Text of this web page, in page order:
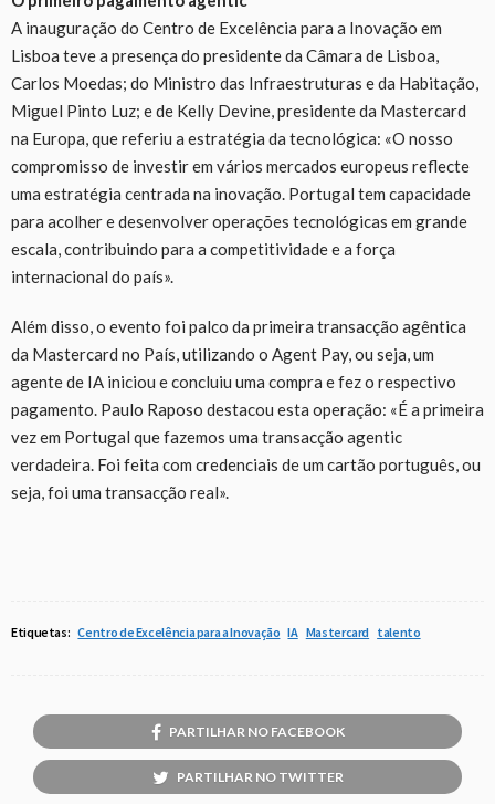
A inauguração do Centro de Excelência para a Inovação em
Lisboa teve a presença do presidente da Câmara de Lisboa,
Carlos Moedas; do Ministro das Infraestruturas e da Habitação,
Miguel Pinto Luz; e de Kelly Devine, presidente da Mastercard
na Europa, que referiu a estratégia da tecnológica: «O nosso
compromisso de investir em vários mercados europeus reflecte
uma estratégia centrada na inovação. Portugal tem capacidade
para acolher e desenvolver operações tecnológicas em grande
escala, contribuindo para a competitividade e a força
internacional do país».
Além disso, o evento foi palco da primeira transacção agêntica
da Mastercard no País, utilizando o Agent Pay, ou seja, um
agente de IA iniciou e concluiu uma compra e fez o respectivo
pagamento. Paulo Raposo destacou esta operação: «É a primeira
vez em Portugal que fazemos uma transacção agentic
verdadeira. Foi feita com credenciais de um cartão português, ou
seja, foi uma transacção real».
Etiquetas: Centro de Excelência para a Inovação IA Mastercard talento
PARTILHAR NO FACEBOOK
PARTILHAR NO TWITTER